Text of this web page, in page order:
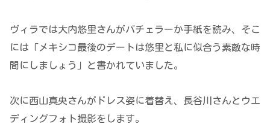
ヴィラでは大内悠里さんがバチェラーか手紙を読み、そこ
には「メキシコ最後のデートは悠里と私に似合う素敵な時
間にしましょう」と書かれていました。
次に西山真央さんがドレス姿に着替え、長谷川さんとウエ
ディングフォト撮影をします。